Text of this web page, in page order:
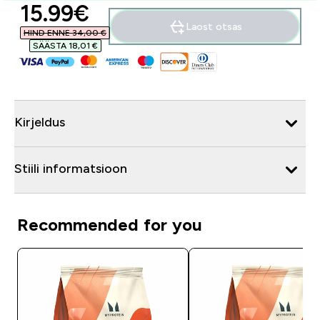
discounted price
15.99€‎
HIND ENNE 34,00 €‎
SÄÄSTA 18,01 €‎
Laost otsas
Kirjeldus
Stiili informatsioon
Recommended for you